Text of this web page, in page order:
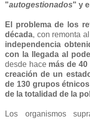
"autogestionados" y
El problema de los
década, con remonta
independencia
con la llegada al
desde hace más de 40
creación de un
de 130 grupos
de la totalidad de la
Los organismos